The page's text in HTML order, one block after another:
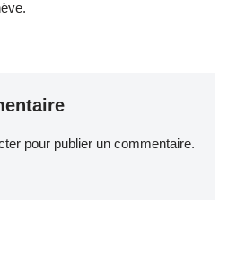
pour publier un commentaire.